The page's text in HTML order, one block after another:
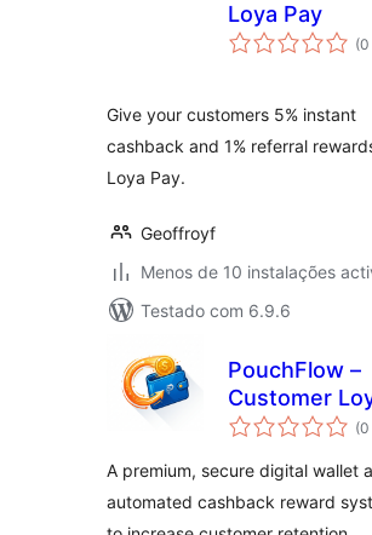
Loya Pay
(0
Give your customers 5% instant
cashback and 1% referral
Loya Pay.
Geoffroyf
Menos de 10 instalações
Testado com 6.9.6
PouchFlow –
Customer
Wallet &
(0
A premium, secure digital wallet
automated cashback reward